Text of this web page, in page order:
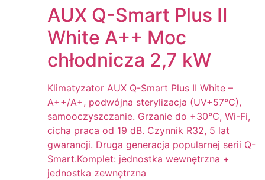
AUX Q-Smart Plus II
White A++ Moc
chłodnicza 2,7 kW
Klimatyzator AUX Q-Smart Plus II White –
A++/A+, podwójna sterylizacja (UV+57°C),
samooczyszczanie. Grzanie do +30°C, Wi-Fi,
cicha praca od 19 dB. Czynnik R32, 5 lat
gwarancji. Druga generacja popularnej serii Q-
Smart.Komplet: jednostka wewnętrzna +
jednostka zewnętrzna